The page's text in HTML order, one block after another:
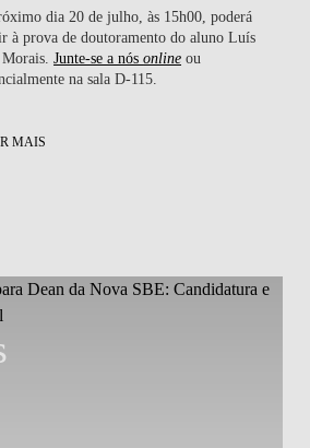
dia 20 de julho, às 15h00, poderá
à prova de doutoramento do aluno Luís
Morais.Junte-se a nósonline ou
na sala D-115.
MAIS